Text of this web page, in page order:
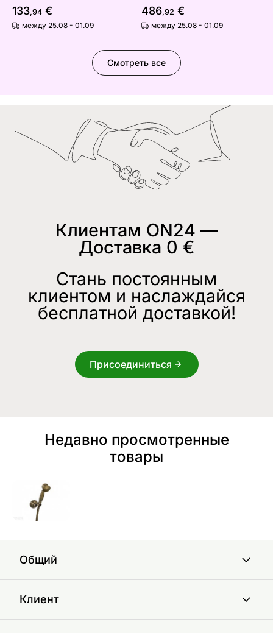
133,94 €
между 25.08 - 01.09
486,92 €
между 25.08 - 01.09
Смотреть все
Клиентам ON24 —
Доставка 0 €
Стань постоянным
клиентом и наслаждайся
бесплатной доставкой!
Присоединиться
Недавно просмотренные
товары
Общий
Клиент